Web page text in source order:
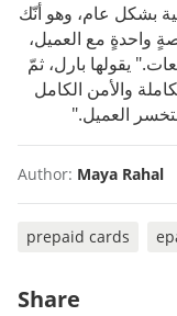
بشكل عام، وهو أنّك
واحدةٍ مع العميل،
يقولها بارل، ثمّ
والأمن الكامل
العميل."
Author: Maya Rahal
prepaid cards
Share